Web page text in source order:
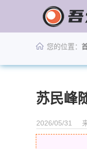
您的位置：
苏民峰
2026/05/31